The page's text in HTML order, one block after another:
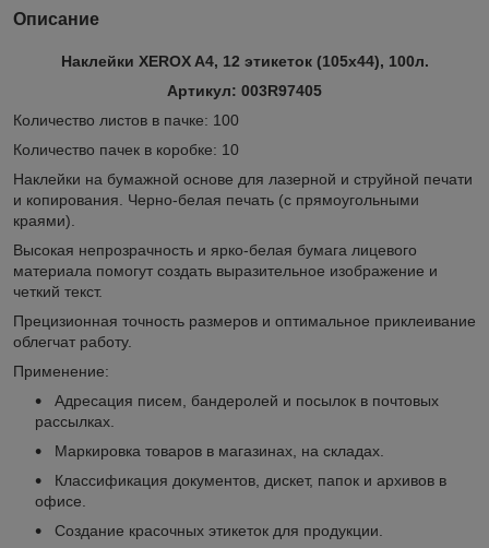
Описание
Наклейки XEROX A4, 12 этикеток (105х44), 100л.
Артикул: 003R97405
Количество листов в пачке: 100
Количество пачек в коробке: 10
Наклейки на бумажной основе для лазерной и струйной печати
и копирования. Черно-белая печать (с прямоугольными
краями).
Высокая непрозрачность и ярко-белая бумага лицевого
материала помогут создать выразительное изображение и
четкий текст.
Прецизионная точность размеров и оптимальное приклеивание
облегчат работу.
Применение:
Адресация писем, бандеролей и посылок в почтовых
рассылках.
Маркировка товаров в магазинах, на складах.
Классификация документов, дискет, папок и архивов в
офисе.
Создание красочных этикеток для продукции.